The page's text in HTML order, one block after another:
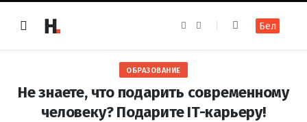
e
b
o
k
t
a
m
Бел
ОБРАЗОВАНИЕ
Не знаете, что подарить современному
человеку? Подарите IT-карьеру!